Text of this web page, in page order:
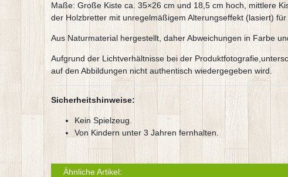
Maße: Große Kiste ca. 35×26 cm und 18,5 cm hoch, mittlere
der Holzbretter mit unregelmäßigem Alterungseffekt (lasiert)
Aus Naturmaterial hergestellt, daher Abweichungen in Farbe
Aufgrund der Lichtverhältnisse bei der
auf den Abbildungen nicht authentisch wiedergegeben wird.
Sicherheitshinweise:
Kein Spielzeug.
Von Kindern unter 3 Jahren fernhalten.
Ähnliche Artikel: